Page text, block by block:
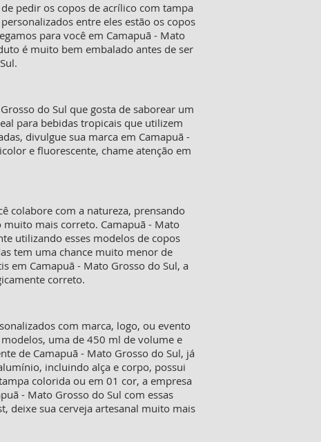
pedir os copos de acrílico com tampa
entre eles estão os copos
para você em Camapuã - Mato
é muito bem embalado antes de ser
do Sul que gosta de saborear um
para bebidas tropicais que utilizem
divulgue sua marca em Camapuã -
e fluorescente, chame atenção em
colabore com a natureza, prensando
mais correto. Camapuã - Mato
utilizando esses modelos de copos
tem uma chance muito menor de
em Camapuã - Mato Grosso do Sul, a
correto.
com marca, logo, ou evento
uma de 450 ml de volume e
de Camapuã - Mato Grosso do Sul, já
incluindo alça e corpo, possui
colorida ou em 01 cor, a empresa
- Mato Grosso do Sul com essas
deixe sua cerveja artesanal muito mais